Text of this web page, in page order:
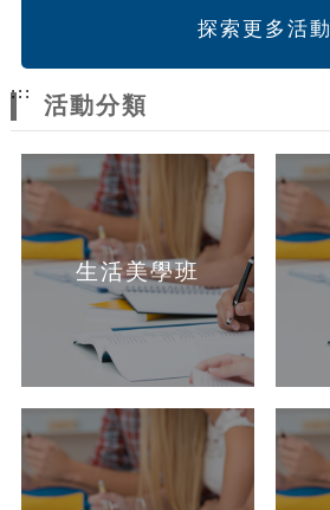
探索更多活動
:::
活動分類
生活美學班